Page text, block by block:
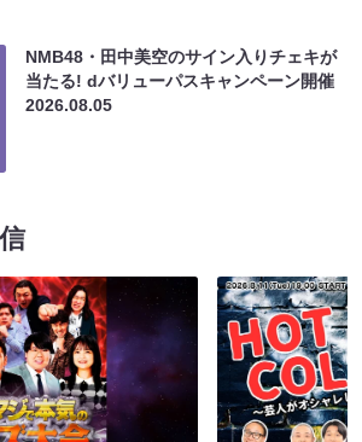
NMB48・田中美空のサイン入りチェキが
当たる! dバリューパスキャンペーン開催
2026.08.05